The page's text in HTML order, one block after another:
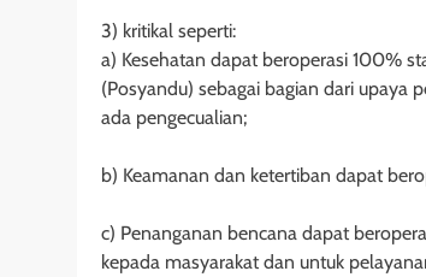
3) kritikal seperti:
a) Kesehatan dapat beroperasi 100%
(Posyandu) sebagai bagian dari upaya
ada pengecualian;
b) Keamanan dan ketertiban dapat
c) Penanganan bencana dapat
kepada masyarakat dan untuk